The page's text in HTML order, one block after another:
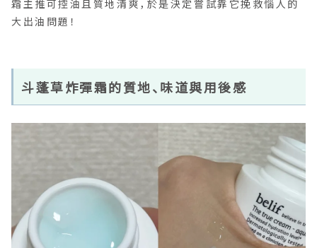
霜主推可控油且質地清爽，於是決定嘗試靠它挽救惱人的
大出油問題！
斗蓬草炸彈霜的質地、味道與用後感